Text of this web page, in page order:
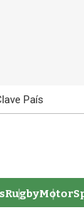
País
Rugby